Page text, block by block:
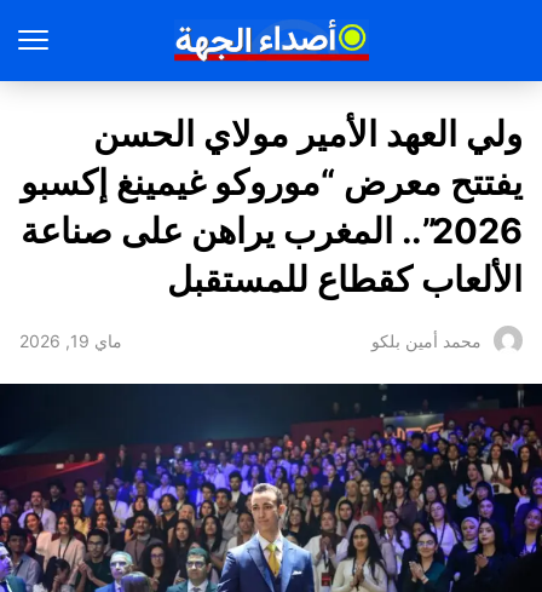
ولي العهد الأمير مولاي الحسن
يفتتح معرض “موروكو غيمينغ إكسبو
2026”.. المغرب يراهن على صناعة
الألعاب كقطاع للمستقبل
محمد أمين بلكو ماي 19, 2026